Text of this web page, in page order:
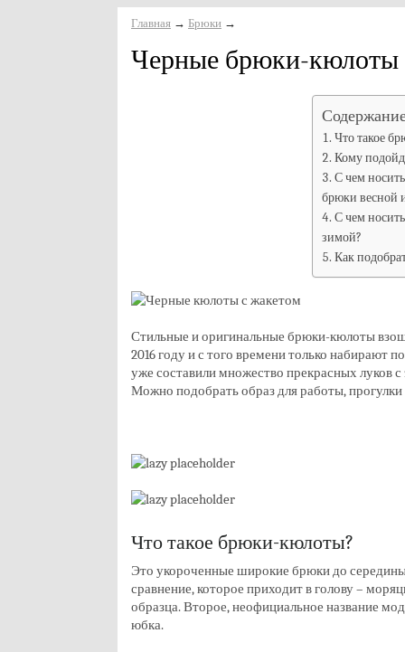
Главная → Брюки →
Черные брюки-кюлоты
Что такое
Кому
С чем
брюки весной
С чем
зимой?
Как
Стильные и оригинальные брюки-кюлоты
2016 году и с того времени только набирают
уже составили множество прекрасных луков
Можно подобрать образ для работы,
Что такое брюки-кюлоты?
Это укороченные широкие брюки до
сравнение, которое приходит в голову –
образца. Второе, неофициальное название
юбка.